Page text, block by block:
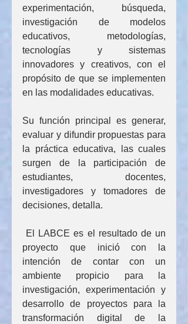
experimentación, búsqueda,
investigación de modelos
educativos, metodologías,
tecnologías y sistemas
innovadores y creativos, con el
propósito de que se implementen
en las modalidades educativas.
Su función principal es generar,
evaluar y difundir propuestas para
la práctica educativa, las cuales
surgen de la participación de
estudiantes, docentes,
investigadores y tomadores de
decisiones, detalla.
proyecto que inició con la
intención de contar con un
ambiente propicio para la
investigación, experimentación y
desarrollo de proyectos para la
transformación digital de la